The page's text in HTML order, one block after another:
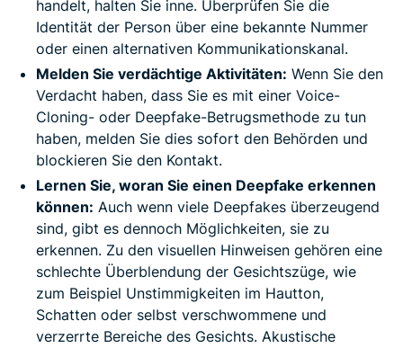
handelt, halten Sie inne. Überprüfen Sie die
Identität der Person über eine bekannte Nummer
oder einen alternativen Kommunikationskanal.
Melden Sie verdächtige Aktivitäten: Wenn Sie den
Verdacht haben, dass Sie es mit einer Voice-
Cloning- oder Deepfake-Betrugsmethode zu tun
haben, melden Sie dies sofort den Behörden und
blockieren Sie den Kontakt.
Lernen Sie, woran Sie einen Deepfake erkennen
können: Auch wenn viele Deepfakes überzeugend
sind, gibt es dennoch Möglichkeiten, sie zu
erkennen. Zu den visuellen Hinweisen gehören eine
schlechte Überblendung der Gesichtszüge, wie
zum Beispiel Unstimmigkeiten im Hautton,
Schatten oder selbst verschwommene und
verzerrte Bereiche des Gesichts. Akustische